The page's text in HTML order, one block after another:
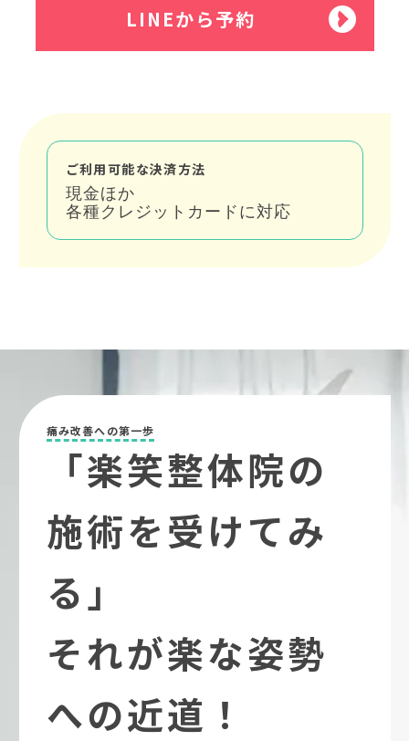
LINEから予約
ご利用可能な決済方法
現金ほか
各種クレジットカードに対応
痛み改善への第一歩
「楽笑整体院の
施術を受けてみ
る」
それが楽な姿勢
への近道！